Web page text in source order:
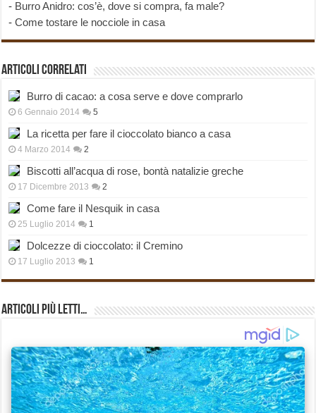
- Burro Anidro: cos’è, dove si compra, fa male?
-Come tostare le nocciole in casa
Articoli correlati
Burro di cacao: a cosa serve e dove comprarlo
6 Gennaio 2014 5
La ricetta per fare il cioccolato bianco a casa
4 Marzo 2014 2
Biscotti all’acqua di rose, bontà natalizie greche
17 Dicembre 2013 2
Come fare il Nesquik in casa
25 Luglio 2014 1
Dolcezze di cioccolato: il Cremino
17 Luglio 2013 1
Articoli più Letti…